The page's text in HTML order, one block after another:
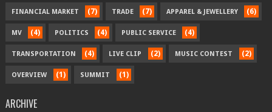
FINANCIAL MARKET (7) TRADE (7) APPAREL & JEWELLERY (6)
MV (4) POLITICS (4) PUBLIC SERVICE (4)
TRANSPORTATION (4) LIVE CLIP (2) MUSIC CONTEST (2)
OVERVIEW (1) SUMMIT (1)
ARCHIVE